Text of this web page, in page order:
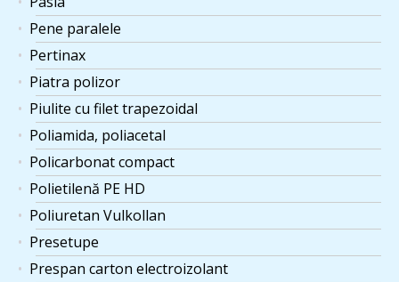
Pene paralele
Pertinax
Piatra polizor
Piulite cu filet trapezoidal
Poliamida, poliacetal
Policarbonat compact
Polietilenă PE HD
Poliuretan Vulkollan
Presetupe
Prespan carton electroizolant